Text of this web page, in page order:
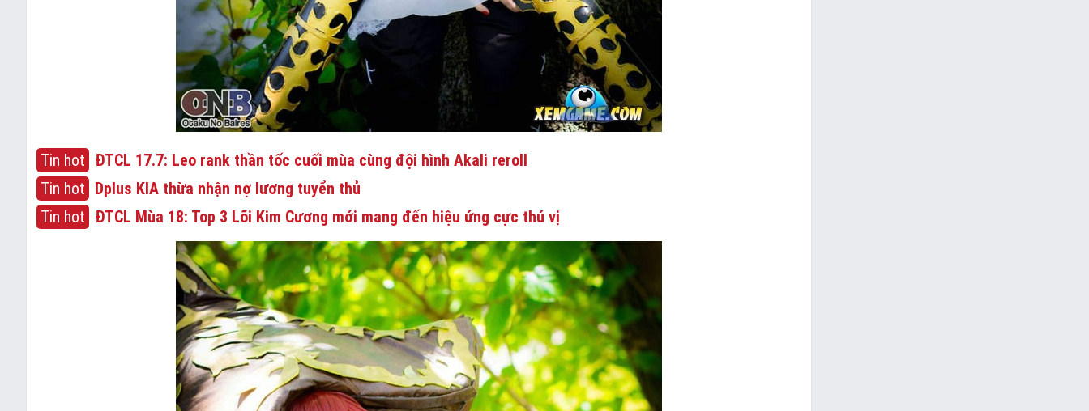
Tin hot ĐTCL 17.7: Leo rank thần tốc cuối mùa cùng đội hình Akali reroll
Tin hot Dplus KIA thừa nhận nợ lương tuyển thủ
Tin hot ĐTCL Mùa 18: Top 3 Lõi Kim Cương mới mang đến hiệu ứng cực thú vị